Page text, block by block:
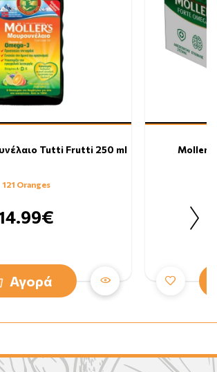
Tutti Frutti 250 ml
121 Oranges
Αγορά
Moller's